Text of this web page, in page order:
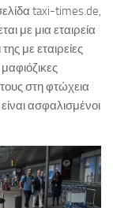
taxi-times.de,
με μια εταιρεία
με εταιρείες
στη φτώχεια
ασφαλισμένοι